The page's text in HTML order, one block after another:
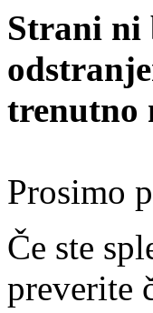
Strani ni
trenutno
Prosimo
Če ste
preverite